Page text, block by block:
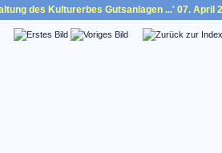
des Kulturerbes Gutsanlagen ...' 07. April